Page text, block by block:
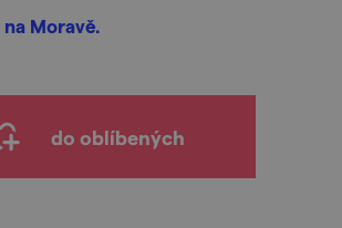
Moravě.
do oblíbených